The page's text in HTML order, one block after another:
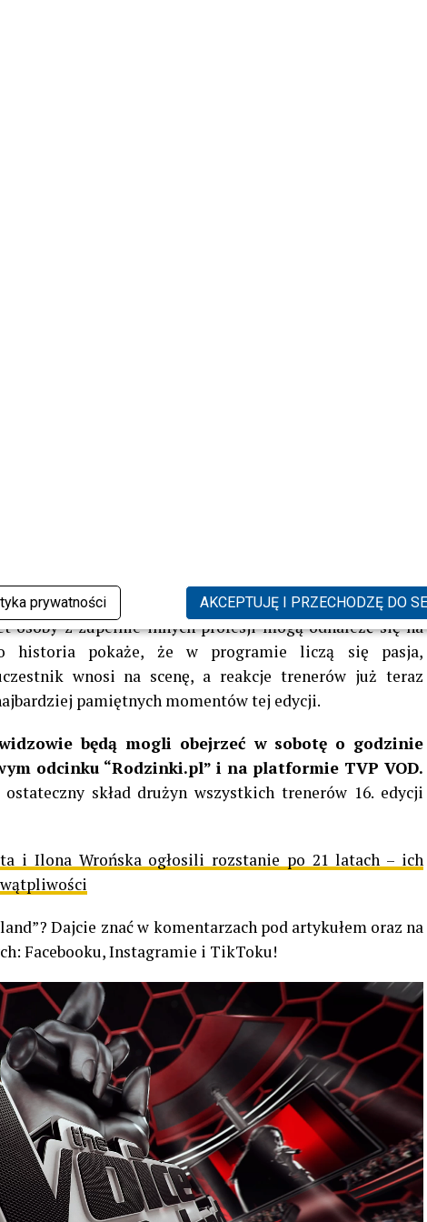
prywatności AKCEPTUJĘ I PRZECHODZĘ DO
fragment!
wielkie emocje, a przedpremierowe fragmenty
trenerzy są zachwyceni.
na twoim punkcie! Chcę na
żebyś mówił te wszystkie
oczy ze zdziwienia – mówiła
totalnie! Wow! Zaginasz
Powinni przed tobą
wtrącił Michał Szpak.
pokaże, jak można łączyć pasję z codzienną pracą.
grą na instrumentach i ulicznymi występami,
i determinacja pozwalają sięgać po scenę marzeń i
osoby z zupełnie innych profesji mogą odnaleźć się na
historia pokaże, że w programie liczą się pasja,
wnosi na scenę, a reakcje trenerów już teraz
pamiętnych momentów tej edycji.
będą mogli obejrzeć w sobotę o godzinie
odcinku “Rodzinki.pl” i na platformie TVP VOD.
skład drużyn wszystkich trenerów 16. edycji
i Ilona Wrońska ogłosili rozstanie po 21 latach – ich
Dajcie znać w komentarzach pod artykułem oraz na
Facebooku, Instagramie i TikToku!